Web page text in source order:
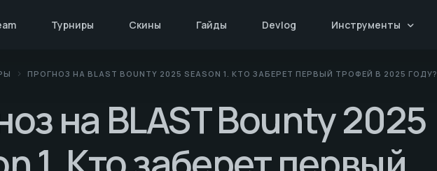
Турниры Скины Гайды Devlog Инструменты
Сравнение цен
Флоаты
Аналитика
Бот
ПРОГНОЗ НА BLAST BOUNTY 2025 SEASON 1. КТО ЗАБЕРЕТ ПЕРВЫЙ ТРОФЕЙ В 2025 ГОДУ?
на BLAST Bounty 2025